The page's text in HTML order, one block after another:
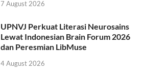
7 August 2026
UPNVJ Perkuat Literasi Neurosains
Lewat Indonesian Brain Forum 2026
dan Peresmian LibMuse
4 August 2026